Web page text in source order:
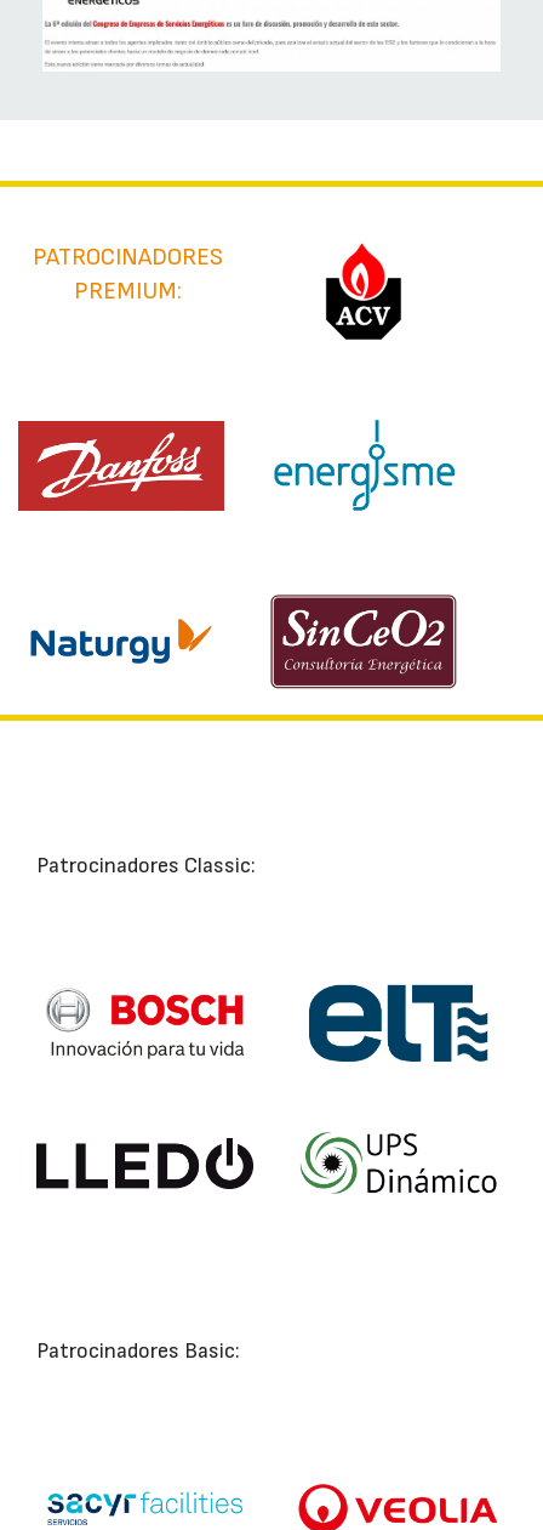
PATROCINADORES
PREMIUM:
Patrocinadores Classic:
Patrocinadores Basic: